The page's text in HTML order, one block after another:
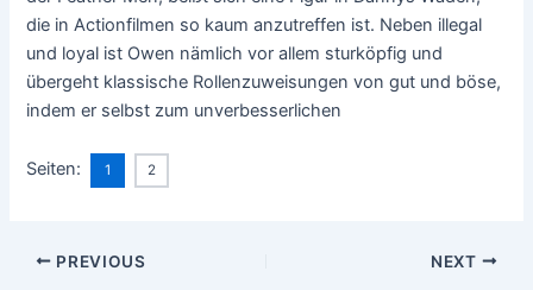
die in Actionfilmen so kaum anzutreffen ist. Neben illegal
und loyal ist Owen nämlich vor allem sturköpfig und
übergeht klassische Rollenzuweisungen von gut und böse,
indem er selbst zum unverbesserlichen
Seiten: 1 2
Post
PREVIOUS NEXT